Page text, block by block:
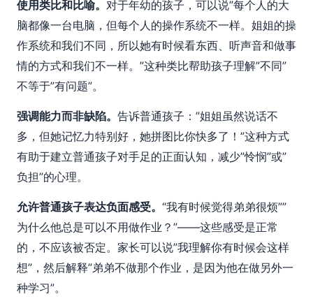
使用类比和比喻。 对于年幼的孩子，可以说”每个人的大
脑都像一台电脑，但每个人的操作系统不一样。姐姐的操
作系统和我们不同，所以她有时候看东西、听声音和做事
情的方式和我们不一样。”这种类比帮助孩子理解”不同”
不等于”有问题”。
强调能力而非缺陷。 告诉普通孩子：”姐姐虽然说话不
多，但她记忆力特别好，她拼图比你快多了！”这种方式
有助于建立普通孩子对手足的正面认知，减少”怜悯”或”
负担”的心理。
允许普通孩子表达负面感受。 “我有时候觉得弟弟很烦””
为什么他总是可以不用做作业？”——这些感受是正常
的，不应该被否定。家长可以说”我理解你有时候会这样
想”，然后解释”弟弟不做那个作业，是因为他在做另外一
种学习”。